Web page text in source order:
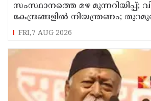
സംസ്ഥാനത്തെ മഴ മുന്നറിയിപ്പ്;
കേന്ദ്രങ്ങളില്‍ നിയന്ത്രണം;
ജാഗ്രതാ നിര്‍ദേശം
FRI,7 AUG 2026